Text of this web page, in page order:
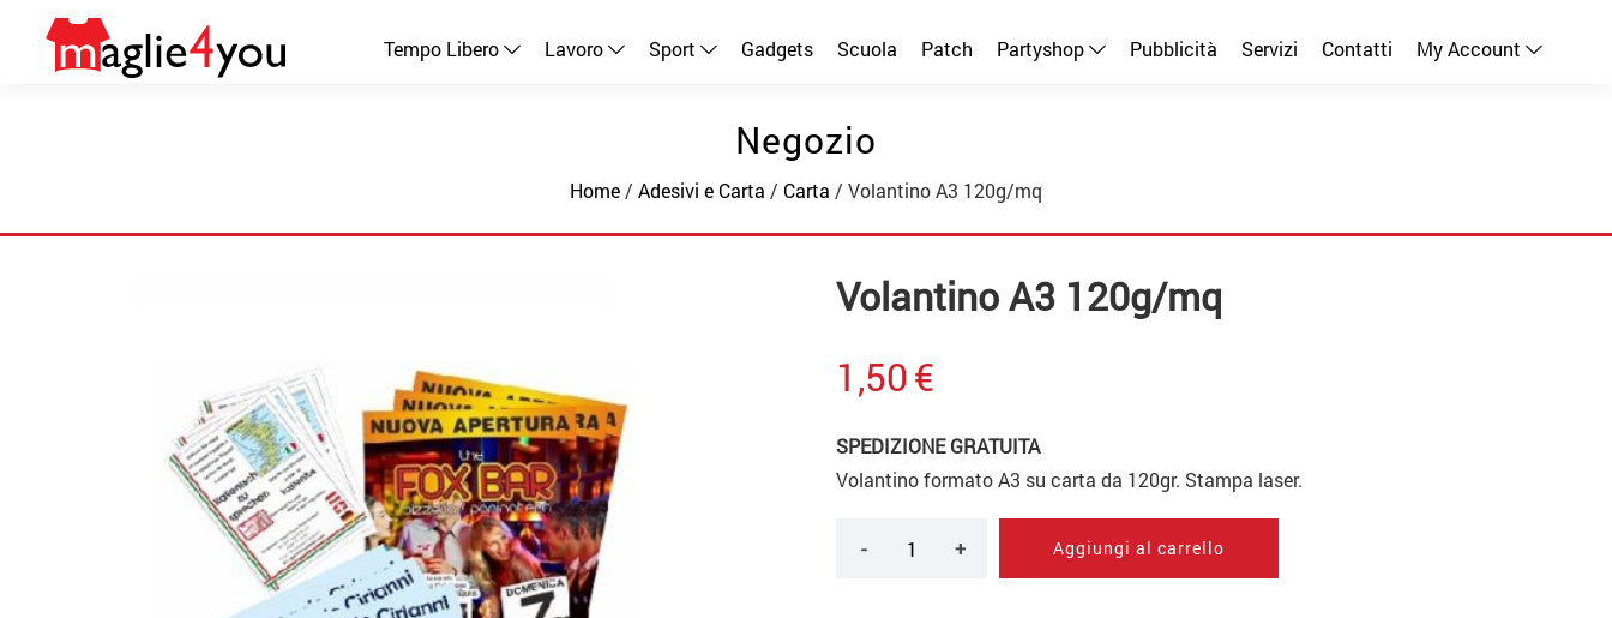
Tempo Libero Lavoro Sport Gadgets Scuola Patch Partyshop Pubblicità Servizi Contatti My Account
Negozio
Home / Adesivi e Carta / Carta / Volantino A3 120g/mq
Volantino A3 120g/mq
1,50€
SPEDIZIONE GRATUITA
Volantino formato A3 su carta da 120gr. Stampa laser.
Quantità Aggiungi al carrello